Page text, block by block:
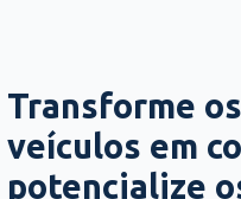
Transforme
veículos em
potencialize